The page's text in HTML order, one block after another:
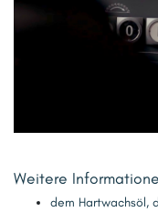
Weitere
dem Hartwachsöl,